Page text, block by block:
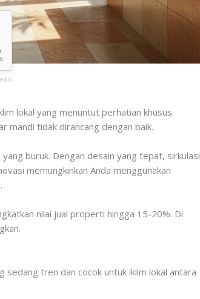
lokal yang menuntut perhatian khusus.
mandi tidak dirancang dengan baik.
buruk. Dengan desain yang tepat, sirkulasi
memungkinkan Anda menggunakan
nilai jual properti hingga 15-20%. Di
sedang tren dan cocok untuk iklim lokal antara